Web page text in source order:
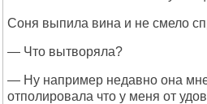
Соня выпила вина и не смело
— Что вытворяла?
— Ну например недавно она мне
отполировала что у меня от